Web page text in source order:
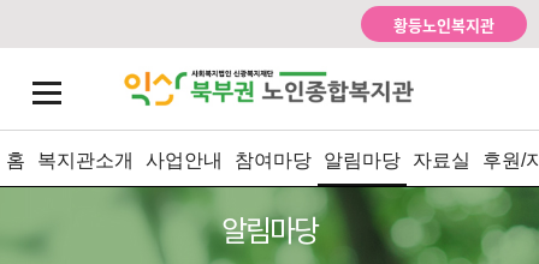
황등노인복지관
홈 복지관소개 사업안내 참여마당 알림마당 자료실 후원/
알림마당